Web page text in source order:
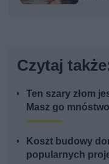
Czytaj
Ten szary złom
Masz go
Koszt budowy
popularnych